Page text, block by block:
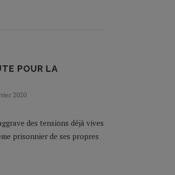
POUR LA
2020
des tensions déjà vives
prisonnier de ses propres